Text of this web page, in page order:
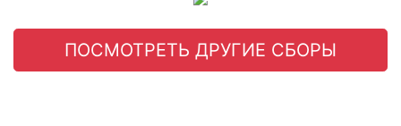
ПОСМОТРЕТЬ ДРУГИЕ СБОРЫ